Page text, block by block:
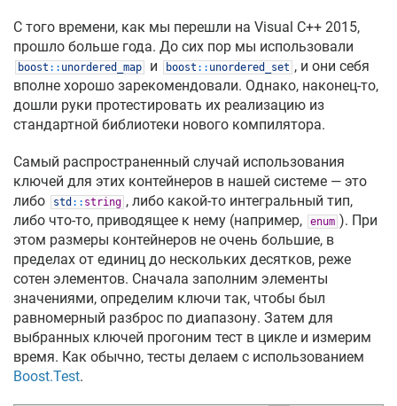
С того времени, как мы перешли на Visual C++ 2015,
прошло больше года. До сих пор мы использовали
boost :: unordered_map и boost :: unordered_set , и они себя
вполне хорошо зарекомендовали. Однако, наконец-то,
дошли руки протестировать их реализацию из
стандартной библиотеки нового компилятора.
Самый распространенный случай использования
ключей для этих контейнеров в нашей системе — это
либо
std :: string , либо какой-то интегральный тип,
либо что-то, приводящее к нему (например,
enum ). При
этом размеры контейнеров не очень большие, в
пределах от единиц до нескольких десятков, реже
сотен элементов. Сначала заполним элементы
значениями, определим ключи так, чтобы был
равномерный разброс по диапазону. Затем для
выбранных ключей прогоним тест в цикле и измерим
время. Как обычно, тесты делаем с использованием
Boost.Test.